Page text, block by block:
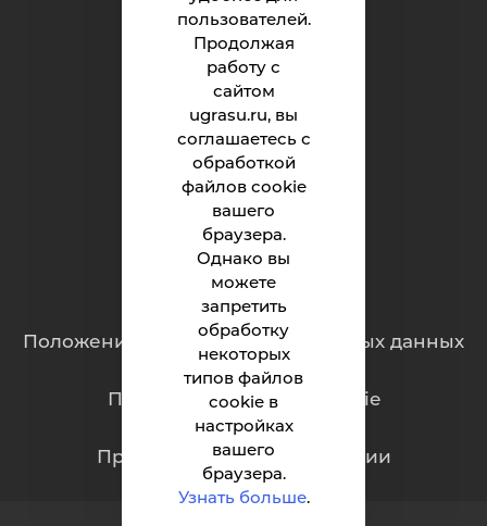
пользователей.
Продолжая
работу с
сайтом
ugrasu.ru, вы
соглашаетесь с
обработкой
файлов cookie
вашего
браузера.
Однако вы
можете
запретить
обработку
некоторых
типов файлов
cookie в
настройках
вашего
браузера.
Узнать больше.
Российской Федерации
Институт
Абитуриенту
Студенту
Родителям
Обращения граждан
Положение о защите персональных данных
Политика обработки cookie
Противодействие коррупции